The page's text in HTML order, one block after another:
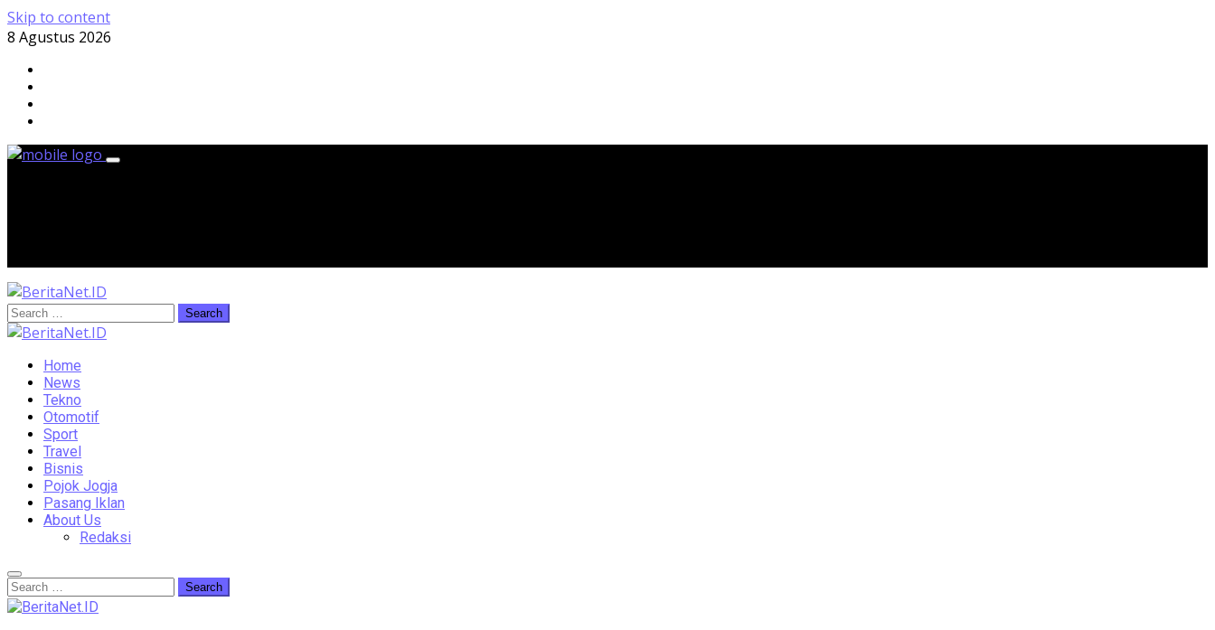
Skip to content
8 Agustus 2026
Home
News
Tekno
Otomotif
Sport
Travel
Bisnis
Pojok Jogja
Pasang Iklan
About Us
Redaksi